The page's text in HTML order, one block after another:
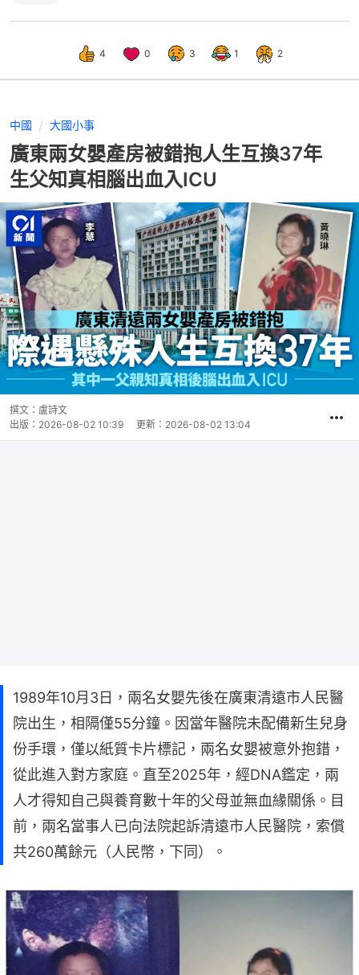
4 0 3 1 2
中國 大國小事
廣東兩女嬰產房被錯抱人生互換37年
生父知真相腦出血入ICU
撰文： 盧詩文
出版： 2026-08-02 10:39 更新： 2026-08-02 13:04
1989年10月3日，兩名女嬰先後在廣東清遠市人民醫
院出生，相隔僅55分鐘。因當年醫院未配備新生兒身
份手環，僅以紙質卡片標記，兩名女嬰被意外抱錯，
從此進入對方家庭。直至2025年，經DNA鑑定，兩
人才得知自己與養育數十年的父母並無血緣關係。目
前，兩名當事人已向法院起訴清遠市人民醫院，索償
共260萬餘元（人民幣，下同）。